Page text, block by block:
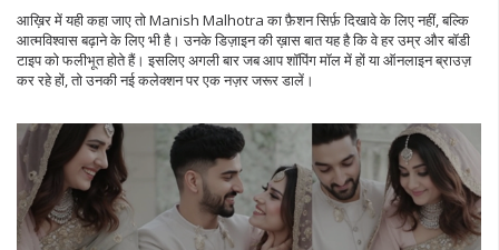
आख़िर में यही कहा जाए तो Manish Malhotra का फ़ैशन सिर्फ़ दिखावे के लिए नहीं, बल्कि
आत्मविश्वास बढ़ाने के लिए भी है। उनके डिज़ाइन की ख़ास बात यह है कि वे हर उम्र और बॉडी
टाइप को फलीभूत होते हैं। इसलिए अगली बार जब आप शॉपिंग मॉल में हों या ऑनलाइन ब्राउज़
कर रहे हों, तो उनकी नई कलेक्शन पर एक नज़र जरूर डालें।